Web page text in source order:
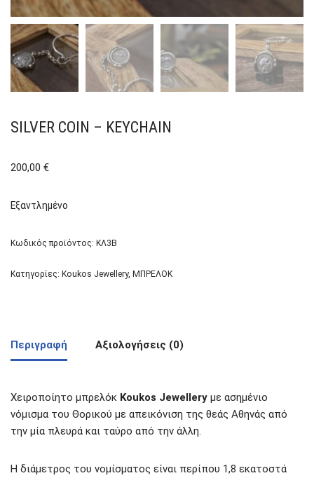
SILVER COIN – KEYCHAIN
200,00 €
Εξαντλημένο
Κωδικός προϊόντος: ΚΛ3Β
Κατηγορίες: Koukos Jewellery, ΜΠΡΕΛΟΚ
Περιγραφή Αξιολογήσεις (0)
Χειροποίητο μπρελόκ Koukos Jewellery με ασημένιο
νόμισμα του Θορικού με απεικόνιση της θεάς Αθηνάς από
την μία πλευρά και ταύρο από την άλλη.
Η διάμετρος του νομίσματος είναι περίπου 1,8 εκατοστά